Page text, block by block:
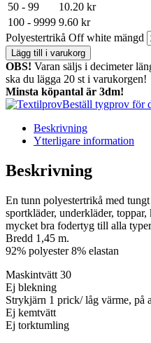
50 - 99
10.20 kr
100 - 9999 9.60 kr
Polyestertrikå Off white mängd
Lägg till i varukorg
OBS! Varan säljs i decimeter
ska du lägga 20 st i varukorgen!
Minsta köpantal är 3dm!
Beställ tygprov för
Beskrivning
Ytterligare information
Beskrivning
En tunn polyestertrikå med
sportkläder, underkläder,
mycket bra fodertyg till alla
Bredd 1,45 m.
92% polyester 8% elastan
Maskintvätt 30
Ej blekning
Strykjärn 1 prick/ låg värme, på
Ej kemtvätt
Ej torktumling